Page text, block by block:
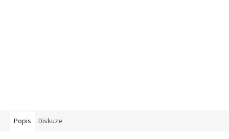
Popis Diskuze